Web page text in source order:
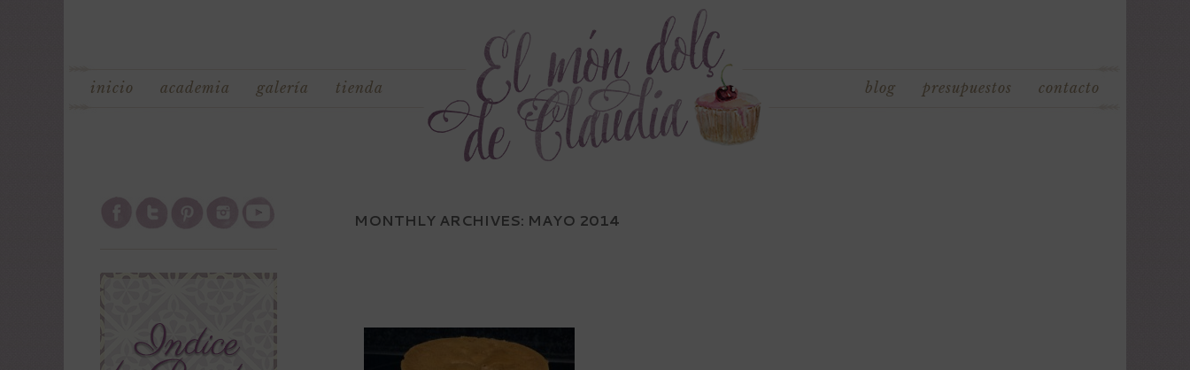
inicio academia galería tienda contacto
presupuestos
blog
MONTHLY ARCHIVES: MAYO 2014